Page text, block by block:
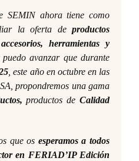
SEMIN ahora tiene como
la oferta de productos
herramientas y
avanzar que durante
, este año en octubre en las
propondremos una gama
productos deCalidad
que os esperamos a todos
en FERIAD’IP Edición